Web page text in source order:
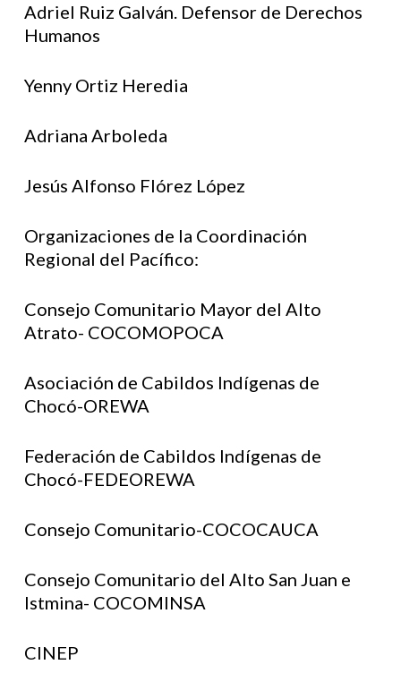
Adriel Ruiz Galván. Defensor de Derechos
Humanos
Yenny Ortiz Heredia
Adriana Arboleda
Jesús Alfonso Flórez López
Organizaciones de la Coordinación
Regional del Pacífico:
Consejo Comunitario Mayor del Alto
Atrato- COCOMOPOCA
Asociación de Cabildos Indígenas de
Chocó-OREWA
Federación de Cabildos Indígenas de
Chocó-FEDEOREWA
Consejo Comunitario-COCOCAUCA
Consejo Comunitario del Alto San Juan e
Istmina- COCOMINSA
CINEP